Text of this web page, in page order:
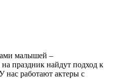
малышей –
праздник найдут подход к
нас работают актеры с